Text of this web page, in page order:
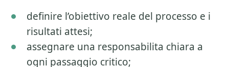
definire l’obiettivo reale del processo e i
risultati attesi;
assegnare una responsabilita chiara a
ogni passaggio critico;